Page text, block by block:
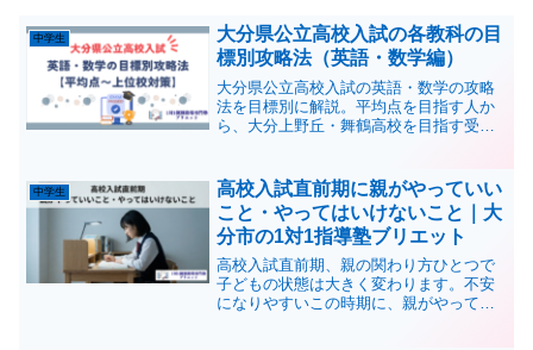
中学生
大分県公立高校入試の各教科の目
標別攻略法（英語・数学編）
大分県公立高校入試の英語・数学の攻略
法を目標別に解説。平均点を目指す人か
ら、大分上野丘・舞鶴高校を目指す受験
指しましょう。
中学生
高校入試直前期に親がやっていい
こと・やってはいけないこと｜大
分市の1対1指導塾ブリエット
高校入試直前期、親の関わり方ひとつで
子どもの状態は大きく変わります。不安
になりやすいこの時期に、親がやってい